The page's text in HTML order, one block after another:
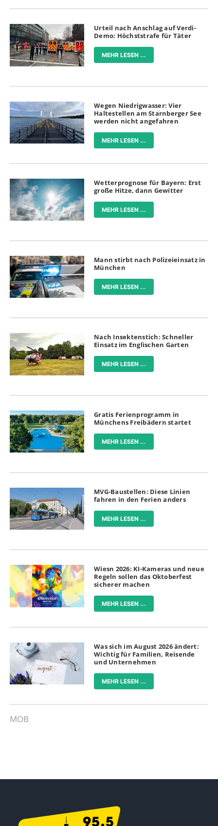
Urteil nach Anschlag auf Verdi-
Demo: Höchststrafe für Täter
MEHR LESEN ...
Wegen Niedrigwasser: Vier
Haltestellen am Starnberger See
werden nicht angefahren
MEHR LESEN ...
Wetterprognose für Bayern: Erst
große Hitze, dann Gewitter
MEHR LESEN ...
Mann stirbt nach Polizeieinsatz in
München
MEHR LESEN ...
Nach Insektenstich: Schneller
Einsatz im Englischen Garten
MEHR LESEN ...
Gratis Ferienprogramm in
Münchens Freibädern startet
MEHR LESEN ...
MVG-Baustellen: Diese Linien
fahren in den Ferien anders
MEHR LESEN ...
Wiesn 2026: KI-Kameras und neue
Regeln sollen das Oktoberfest
sicherer machen
MEHR LESEN ...
Was sich im August 2026 ändert:
Wichtig für Familien, Reisende
und Unternehmen
MEHR LESEN ...
MOB